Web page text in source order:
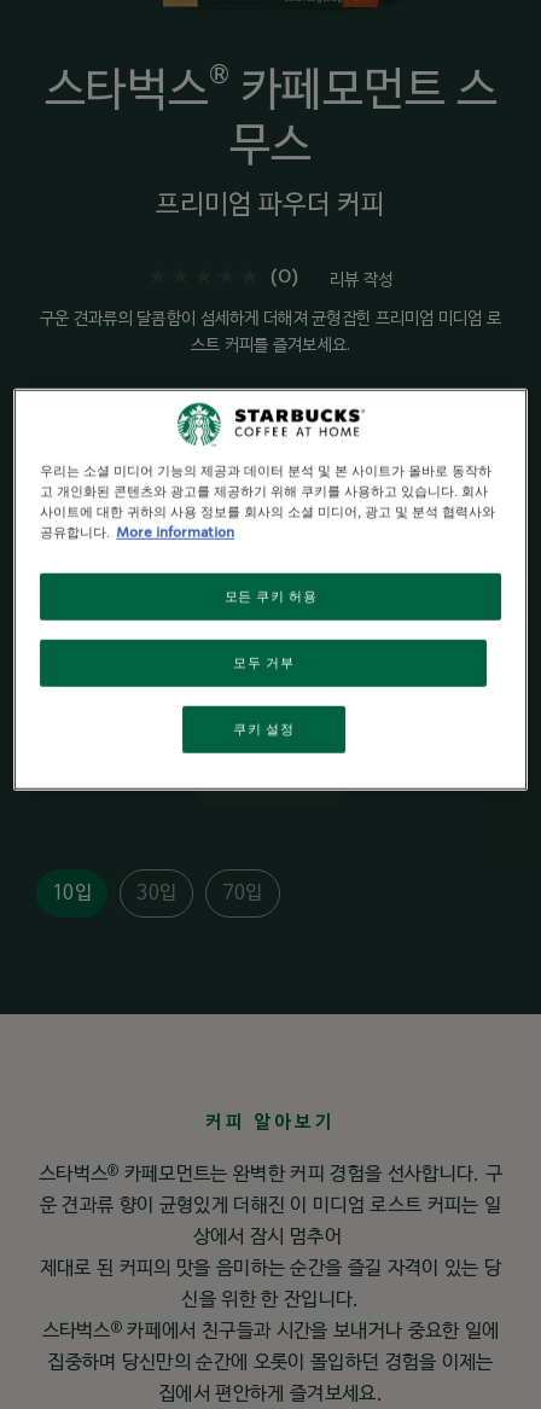
스타벅스® 카페모먼트 스
무스
프리미엄 파우더 커피
(0)
리뷰 작성
구운 견과류의 달콤함이 섬세하게 더해져 균형잡힌 프리미엄 미디엄 로
스트 커피를 즐겨보세요.
구매하기
조화로움 & 구운 견과류 향
프리미엄 파우더 커
10입 30입 70입
커피 알아보기
스타벅스® 카페모먼트는 완벽한 커피 경험을 선사합니다. 구
운 견과류 향이 균형있게 더해진 이 미디엄 로스트 커피는 일
상에서 잠시 멈추어
제대로 된 커피의 맛을 음미하는 순간을 즐길 자격이 있는 당
신을 위한 한 잔입니다.
스타벅스® 카페에서 친구들과 시간을 보내거나 중요한 일에
집중하며 당신만의 순간에 오롯이 몰입하던 경험을 이제는
집에서 편안하게 즐겨보세요.
우리는 소셜 미디어 기능의 제공과 데이터 분석 및 본 사이트가 올바로 동작하
고 개인화된 콘텐츠와 광고를 제공하기 위해 쿠키를 사용하고 있습니다. 회사
사이트에 대한 귀하의 사용 정보를 회사의 소셜 미디어, 광고 및 분석 협력사와
공유합니다.
More information
모두 거부
모든 쿠키 허용
쿠키 설정